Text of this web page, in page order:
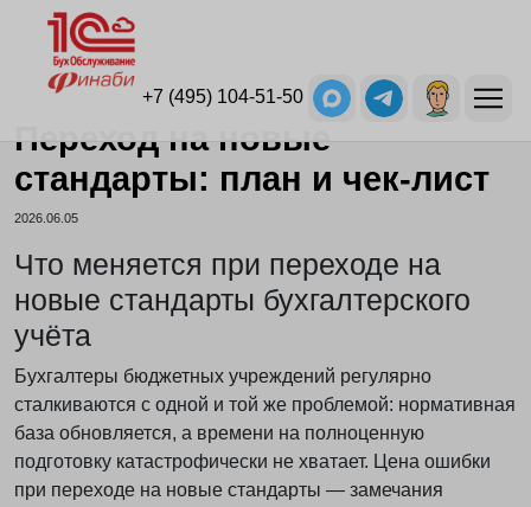
+7 (495) 104-51-50
Переход на новые
стандарты: план и чек-лист
2026.06.05
Что меняется при переходе на
новые стандарты бухгалтерского
учёта
Бухгалтеры бюджетных учреждений регулярно
сталкиваются с одной и той же проблемой: нормативная
база обновляется, а времени на полноценную
подготовку катастрофически не хватает. Цена ошибки
при переходе на новые стандарты — замечания